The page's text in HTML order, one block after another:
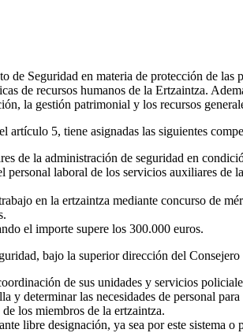
Seguridad en materia de protección de
de recursos humanos de la Ertzaintza.
la gestión patrimonial y los recursos
artículo 5, tiene asignadas las siguientes
de la administración de seguridad en
laboral de los servicios auxiliares de
en la ertzaintza mediante concurso de
el importe supere los 300.000 euros.
bajo la superior dirección del
de sus unidades y servicios
determinar las necesidades de personal
los miembros de la ertzaintza.
libre designación, ya sea por este sistema